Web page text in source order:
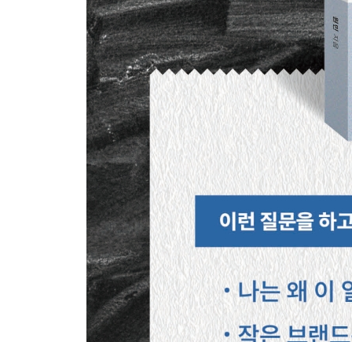
시작은 언제나 마음에서 비롯된다
불안은 책임의 다른 이름
멀리 내다보지 않으면 가까운 곳에서 근심이 생긴다
돈이 목적이 아닌 브랜딩
완벽함의 역설
겸손이 만드는 격차
방향을 잃지 않는다는 것
갑을 관계가 아닌 파트너
정답보다 중요한 스스로 찾는 힘
나만의 인정 욕구
아름다움과 고통의 경계에서
내가 좋아하는 것으로 먹고살 수 있을까?
겉보다 속
취미와 사업은 다르다
참고자료